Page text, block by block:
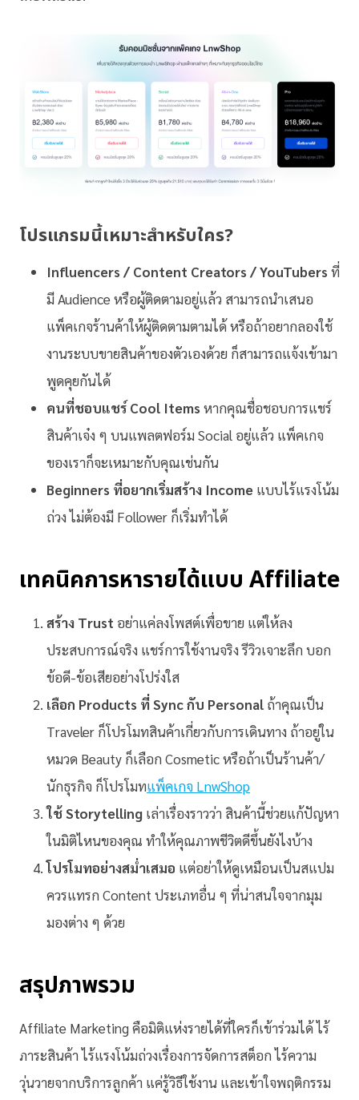
โปรแกรมนี้เหมาะสำหรับใคร?
Influencers / Content Creators / YouTubers ที่
มี Audience หรือผู้ติดตามอยู่แล้ว สามารถนำเสนอ
แพ็คเกจร้านค้าให้ผู้ติดตามตามได้ หรือถ้าอยากลองใช้
งานระบบขายสินค้าของตัวเองด้วย ก็สามารถแจ้งเข้ามา
พูดคุยกันได้
คนที่ชอบแชร์ Cool Items หากคุณชื่อชอบการแชร์
สินค้าเจ๋ง ๆ บนแพลตฟอร์ม Social อยู่แล้ว แพ็คเกจ
ของเราก็จะเหมาะกับคุณเช่นกัน
Beginners ที่อยากเริ่มสร้าง Income แบบไร้แรงโน้ม
ถ่วง ไม่ต้องมี Follower ก็เริ่มทำได้
เทคนิคการหารายได้แบบ Affiliate
สร้าง Trust อย่าแค่ลงโพสต์เพื่อขาย แต่ให้ลง
ประสบการณ์จริง แชร์การใช้งานจริง รีวิวเจาะลึก บอก
ข้อดี-ข้อเสียอย่างโปร่งใส
เลือก Products ที่ Sync กับ Personal ถ้าคุณเป็น
Traveler ก็โปรโมทสินค้าเกี่ยวกับการเดินทาง ถ้าอยู่ใน
หมวด Beauty ก็เลือก Cosmetic หรือถ้าเป็นร้านค้า/
นักธุรกิจ ก็โปรโมทแพ็คเกจ LnwShop
ใช้ Storytelling เล่าเรื่องราวว่า สินค้านี้ช่วยแก้ปัญหา
ในมิติไหนของคุณ ทำให้คุณภาพชีวิตดีขึ้นยังไงบ้าง
โปรโมทอย่างสม่ำเสมอ แต่อย่าให้ดูเหมือนเป็นสแปม
ควรแทรก Content ประเภทอื่น ๆ ที่น่าสนใจจากมุม
มองต่าง ๆ ด้วย
สรุปภาพรวม
Affiliate Marketing คือมิติแห่งรายได้ที่ใครก็เข้าร่วมได้ ไร้
ภาระสินค้า ไร้แรงโน้มถ่วงเรื่องการจัดการสต็อก ไร้ความ
วุ่นวายจากบริการลูกค้า แค่รู้วิธีใช้งาน และเข้าใจพฤติกรรม